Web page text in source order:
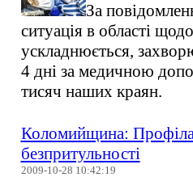
За
ситуація в області
ускладнюється,
4 дні за медичною
тисяч наших краян.
Коломийщина:
безпритульності
2009-10-28 10:42:19